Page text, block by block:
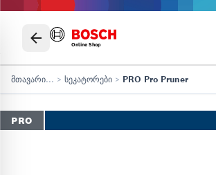
Online Shop
მთავარი... > სეკატორები > PRO Pro Pruner
PRO